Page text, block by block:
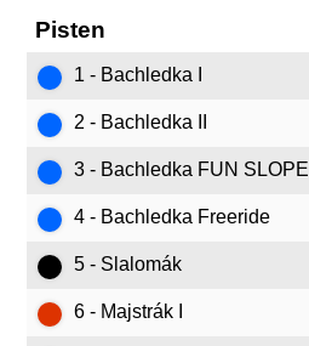
Pisten
1 - Bachledka I
2 - Bachledka II
3 - Bachledka FUN SLOPE
4 - Bachledka Freeride
5 - Slalomák
6 - Majstrák I